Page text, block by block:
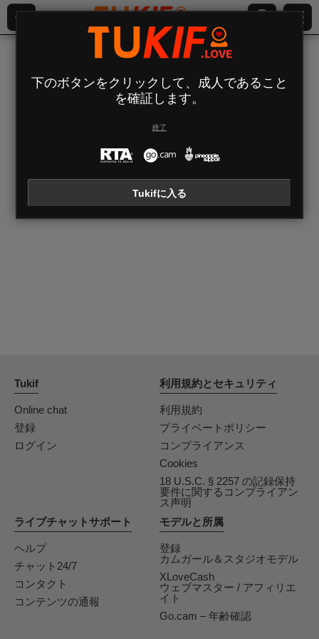
最近アクセスしたチャットレディ
Your chat history with models is empty
Rodalinda
Tukif
Online chat
登録
ログイン
利用規約とセキュリティ
利用規約
プライベートポリシー
コンプライアンス
Cookies
18 U.S.C. § 2257 の記録保持
要件に関するコンプライアン
ス声明
ライブチャットサポート
ヘルプ
チャット24/7
コンタクト
コンテンツの通報
モデルと所属
登録
カムガール＆スタジオモデル
XLoveCash
ウェブマスター / アフィリエ
イト
Go.cam – 年齢確認
下のボタンをクリックして、成人であること
を確証します。
終了
Tukifに入る